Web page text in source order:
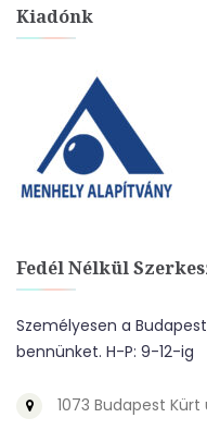
Kiadónk
Fedél Nélkül
Személyesen a
bennünket. H-P: 9-12-ig
1073 Budapest